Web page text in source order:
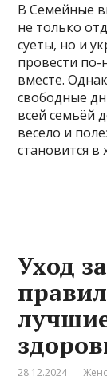
В Семейные
не только
суеты, но и
провести
вместе.
свободные
всей семьёй
весело и
становится
Уход
28.12.2024